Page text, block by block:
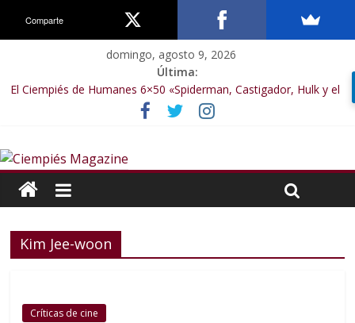
domingo, agosto 9, 2026
Última:
El Ciempiés de Humanes 6×50 «Spiderman, Castigador, Hulk y el
final de la sexta temporada»
El Ciempiés de Humanes 6×49 «Kiritaaaaa»
El Ciempiés de Humanes 6×47 «De nada por nada»
El Ciempiés de Humanes 6×46 «Ciudadano Minion»
Kim Jee-woon
Críticas de cine
Comparte